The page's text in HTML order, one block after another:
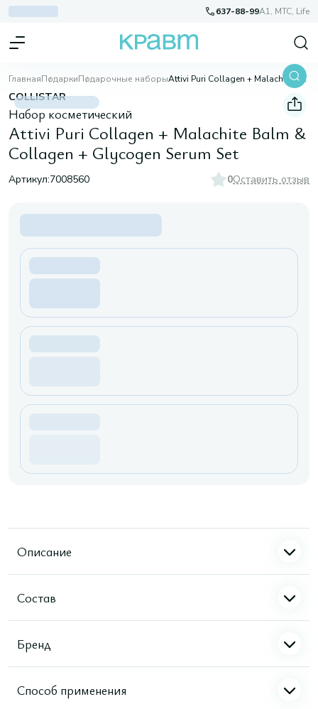
637-88-99A1, МТС, Life
ГлавнаяПодаркиПодарочные наборы Attivi Puri Collagen + Malachite Balm & Collagen + Glycogen Serum Set
COLLISTAR
Набор косметический
Attivi Puri Collagen + Malachite Balm &
Collagen + Glycogen Serum Set
Артикул:7008560 0Оставить отзыв
Описание
Состав
Бренд
Способ применения